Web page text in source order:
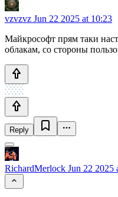
vzvzvz Jun 22 2025 at 10:23
Майкрософт прям таки
облакам, со стороны
Reply
RichardMerlock Jun 22 2025